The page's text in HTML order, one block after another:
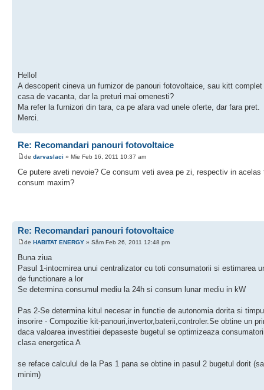
Hello!
A descoperit cineva un furnizor de panouri fotovoltaice, sau kitt complet
casa de vacanta, dar la preturi mai omenesti?
Ma refer la furnizori din tara, ca pe afara vad unele oferte, dar fara pret.
Merci.
Re: Recomandari panouri fotovoltaice
de darvaslaci » Mie Feb 16, 2011 10:37 am
Ce putere aveti nevoie? Ce consum veti avea pe zi, respectiv in acelas
consum maxim?
Re: Recomandari panouri fotovoltaice
de HABITAT ENERGY » Sâm Feb 26, 2011 12:48 pm
Buna ziua
Pasul 1-intocmirea unui centralizator cu toti consumatorii si estimarea
de functionare a lor
Se determina consumul mediu la 24h si consum lunar mediu in kW
Pas 2-Se determina kitul necesar in functie de autonomia dorita si
insorire - Compozitie kit-panouri,invertor,baterii,controler.Se obtine un
daca valoarea investitiei depaseste bugetul se optimizeaza
clasa energetica A
se reface calculul de la Pas 1 pana se obtine in pasul 2 bugetul dorit
minim)